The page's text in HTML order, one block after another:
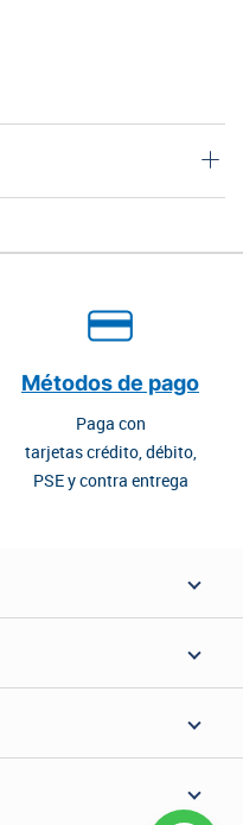
Métodos de pago
Paga con
tarjetas crédito, débito,
PSE y contra entrega